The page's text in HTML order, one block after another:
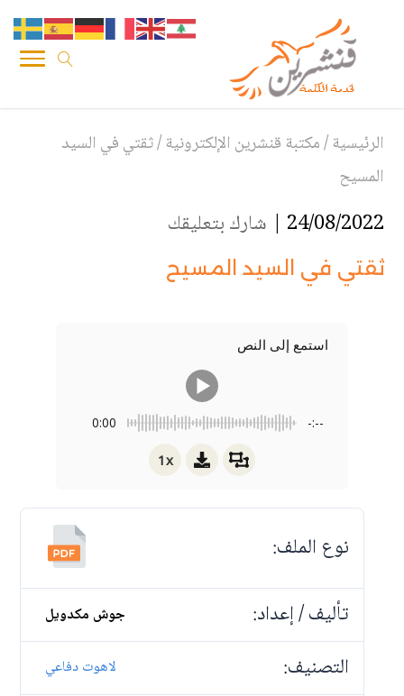
الرئيسية/مكتبة قنشرين الإلكترونية/ثقتي في السيد
المسيح
24/08/2022 | شارك بتعليقك
ثقتي في السيد المسيح
استمع إلى النص
0:00 -:--
1x
نوع الملف:
تأليف / إعداد:
جوش مكدويل
التصنيف: لاهوت دفاعي